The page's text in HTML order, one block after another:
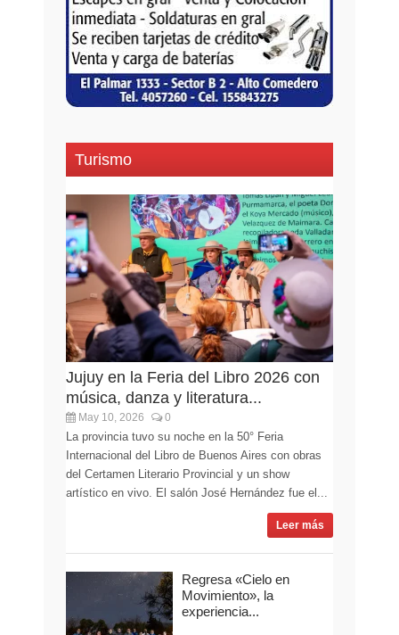
Turismo
Jujuy en la Feria del Libro 2026 con
música, danza y literatura...
May 10, 2026 0
La provincia tuvo su noche en la 50° Feria
Internacional del Libro de Buenos Aires con obras
del Certamen Literario Provincial y un show
artístico en vivo. El salón José Hernández fue el...
Leer más
Regresa «Cielo en
Movimiento», la
experiencia...